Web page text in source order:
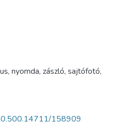
, nyomda, zászló, sajtófotó,
158909